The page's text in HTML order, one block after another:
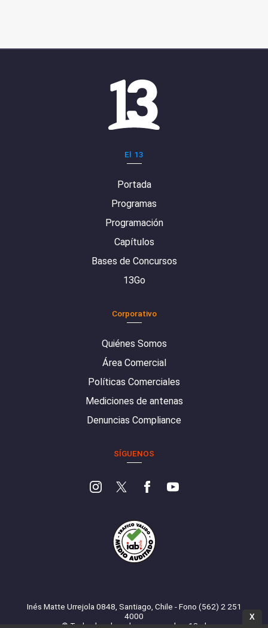
El 13
Portada
Programas
Programación
Capítulos
Bases de Concursos
13Go
Corporativo
Quiénes Somos
Área Comercial
Políticas Comerciales
Mediciones de antenas
Denuncias Compliance
SÍGUENOS
Inés Matte Urrejola 0848, Santiago, Chile - Fono (562) 2 251
4000
© Todos los derechos reservados. 13.cl
X